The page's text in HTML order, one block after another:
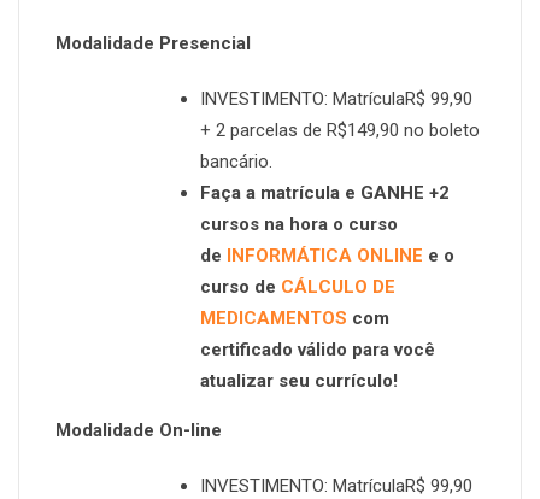
Modalidade Presencial
INVESTIMENTO: MatrículaR$ 99,90
+ 2 parcelas de R$149,90 no boleto
bancário.
Faça a matrícula e GANHE +2
cursos na hora o curso
de INFORMÁTICA ONLINE e o
curso de CÁLCULO DE
MEDICAMENTOS com
certificado válido para você
atualizar seu currículo!
Modalidade On-line
INVESTIMENTO: MatrículaR$ 99,90